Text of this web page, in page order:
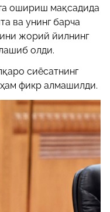
ошириш мақсадида
ва унинг барча
жорий йилнинг
олди.
сиёсатнинг
фикр алмашилди.